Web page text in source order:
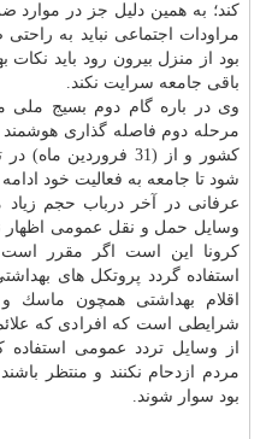
كند؛ به همین دلیل جز در موارد
مراودات اجتماعی نباید به
بود از منزل بیرون رود باید نكات
باقی جامعه سرایت نكند.
وی در باره گام دوم بسیج ملی
كشور و از (31
شود تا جامعه به فعالیت خود
عرفانی در آخر درباب حجم زیاد
وسایل حمل و نقل عمومی اظهار
كرونا این است اگر مقرر
استفاده گردد پروتكل های
اقلام بهداشتی همچون ماسك
شرایطی است كه افرادی كه علائم
از وسایل تردد عمومی
مردم ازدحام نكنند و منتظر
بود سوار شوند.